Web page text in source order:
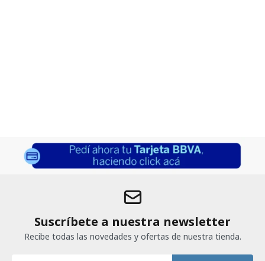
Suscríbete a nuestra newsletter
Recibe todas las novedades y ofertas de nuestra tienda.